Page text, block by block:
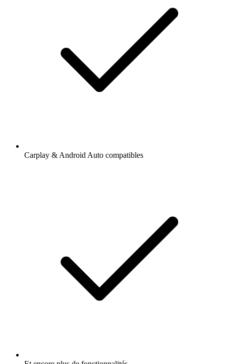
Carplay & Android Auto compatibles